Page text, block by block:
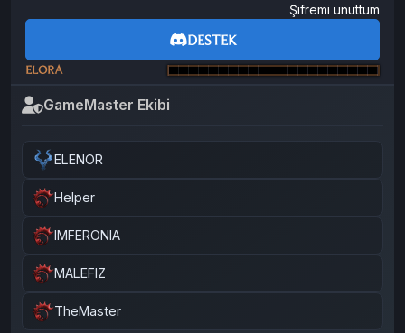
Şifremi unuttum
DESTEK
ELORA
GameMaster Ekibi
ELENOR
Helper
IMFERONIA
MALEFIZ
TheMaster